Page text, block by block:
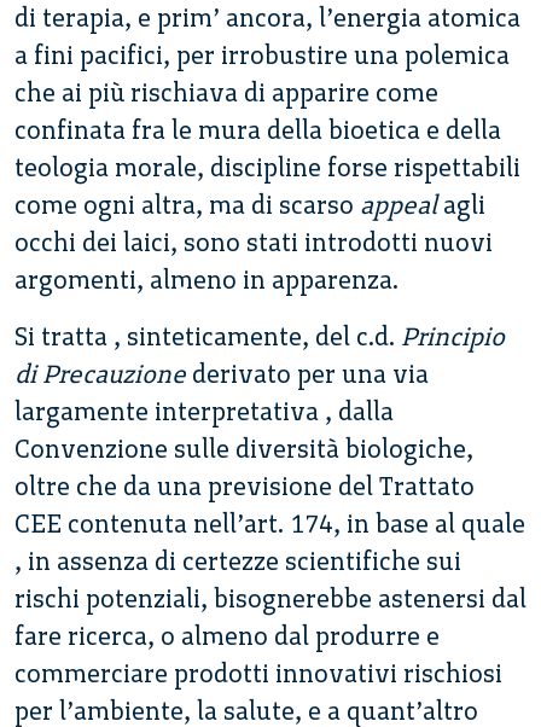
di terapia, e prim’ ancora, l’energia atomica
a fini pacifici, per irrobustire una polemica
che ai più rischiava di apparire come
confinata fra le mura della bioetica e della
teologia morale, discipline forse rispettabili
come ogni altra, ma di scarso appealagli
occhi dei laici, sono stati introdotti nuovi
argomenti, almeno in apparenza.
Si tratta , sinteticamente, del c.d. Principio
di Precauzione derivato per una via
largamente interpretativa , dalla
Convenzione sulle diversità biologiche,
oltre che da una previsione del Trattato
CEE contenuta nell’art. 174, in base al quale
, in assenza di certezze scientifiche sui
rischi potenziali, bisognerebbe astenersi dal
fare ricerca, o almeno dal produrre e
commerciare prodotti innovativi rischiosi
per l’ambiente, la salute, e a quant’altro